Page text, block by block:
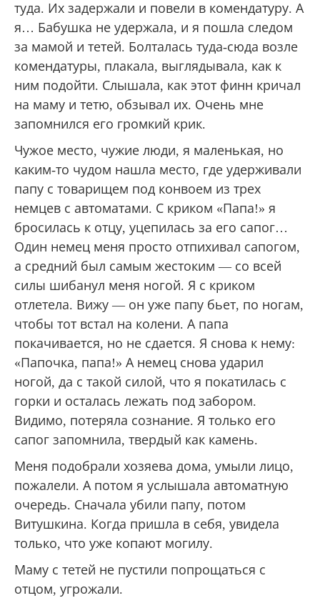
туда. Их задержали и повели в комендатуру. А
я… Бабушка не удержала, и я пошла следом
за мамой и тетей. Болталась туда-сюда возле
комендатуры, плакала, выглядывала, как к
ним подойти. Слышала, как этот финн кричал
на маму и тетю, обзывал их. Очень мне
запомнился его громкий крик.
Чужое место, чужие люди, я маленькая, но
каким-то чудом нашла место, где удерживали
папу с товарищем под конвоем из трех
немцев с автоматами. С криком «Папа!» я
бросилась к отцу, уцепилась за его сапог…
Один немец меня просто отпихивал сапогом,
а средний был самым жестоким — со всей
силы шибанул меня ногой. Я с криком
отлетела. Вижу — он уже папу бьет, по ногам,
чтобы тот встал на колени. А папа
покачивается, но не сдается. Я снова к нему:
«Папочка, папа!» А немец снова ударил
ногой, да с такой силой, что я покатилась с
горки и осталась лежать под забором.
Видимо, потеряла сознание. Я только его
сапог запомнила, твердый как камень.
Меня подобрали хозяева дома, умыли лицо,
пожалели. А потом я услышала автоматную
очередь. Сначала убили папу, потом
Витушкина. Когда пришла в себя, увидела
только, что уже копают могилу.
Маму с тетей не пустили попрощаться с
отцом, угрожали.